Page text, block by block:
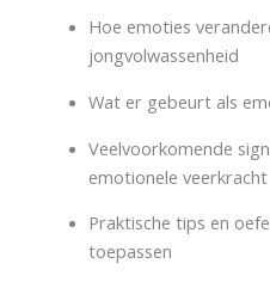
Hoe emoties
jongvolwassenheid
Wat er gebeurt als
Veelvoorkomende
emotionele veerkracht
Praktische tips en
toepassen